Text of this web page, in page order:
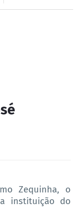
Zequinha, o
instituição do